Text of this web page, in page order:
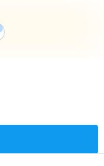
стр. 4